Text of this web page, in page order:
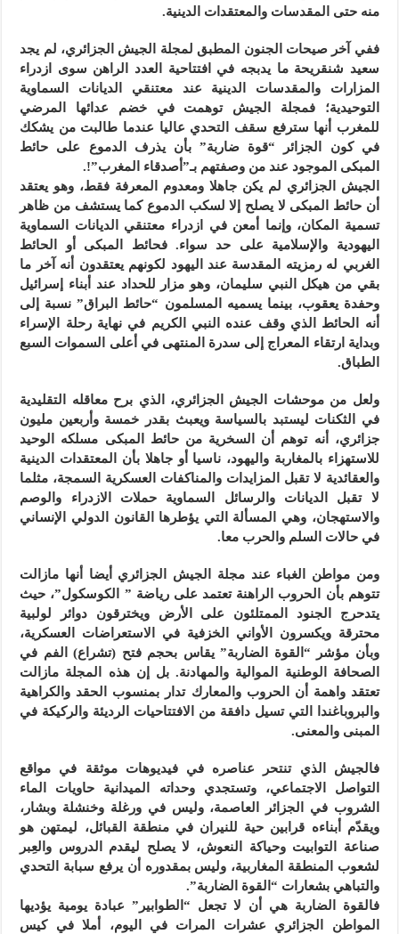
منه حتى المقدسات والمعتقدات الدينية.
ففي آخر صيحات الجنون المطبق لمجلة الجيش الجزائري، لم يجد
سعيد شنقريحة ما يدبجه في افتتاحية العدد الراهن سوى ازدراء
المزارات والمقدسات الدينية عند معتنقي الديانات السماوية
التوحيدية؛ فمجلة الجيش توهمت في خضم عدائها المرضي
للمغرب أنها سترفع سقف التحدي عاليا عندما طالبت من يشكك
في كون الجزائر “قوة ضاربة” بأن يذرف الدموع على حائط
المبكى الموجود عند من وصفتهم بـ”أصدقاء المغرب”!.
الجيش الجزائري لم يكن جاهلا ومعدوم المعرفة فقط، وهو يعتقد
أن حائط المبكى لا يصلح إلا لسكب الدموع كما يستشف من ظاهر
تسمية المكان، وإنما أمعن في ازدراء معتنقي الديانات السماوية
اليهودية والإسلامية على حد سواء. فحائط المبكى أو الحائط
الغربي له رمزيته المقدسة عند اليهود لكونهم يعتقدون أنه آخر ما
بقي من هيكل النبي سليمان، وهو مزار للحداد عند أبناء إسرائيل
وحفدة يعقوب، بينما يسميه المسلمون “حائط البراق” نسبة إلى
أنه الحائط الذي وقف عنده النبي الكريم في نهاية رحلة الإسراء
وبداية ارتقاء المعراج إلى سدرة المنتهى في أعلى السموات السبع
الطباق.
ولعل من موحشات الجيش الجزائري، الذي برح معاقله التقليدية
في الثكنات ليستبد بالسياسة ويعبث بقدر خمسة وأربعين مليون
جزائري، أنه توهم أن السخرية من حائط المبكى مسلكه الوحيد
للاستهزاء بالمغاربة واليهود، ناسيا أو جاهلا بأن المعتقدات الدينية
والعقائدية لا تقبل المزايدات والمناكفات العسكرية السمجة، مثلما
لا تقبل الديانات والرسائل السماوية حملات الازدراء والوصم
والاستهجان، وهي المسألة التي يؤطرها القانون الدولي الإنساني
في حالات السلم والحرب معا.
ومن مواطن الغباء عند مجلة الجيش الجزائري أيضا أنها مازالت
تتوهم بأن الحروب الراهنة تعتمد على رياضة ” الكوسكول”، حيث
يتدحرج الجنود الممتلئون على الأرض ويخترقون دوائر لولبية
محترقة ويكسرون الأواني الخزفية في الاستعراضات العسكرية،
وبأن مؤشر “القوة الضاربة” يقاس بحجم فتح (تشراع) الفم في
الصحافة الوطنية الموالية والمهادنة. بل إن هذه المجلة مازالت
تعتقد واهمة أن الحروب والمعارك تدار بمنسوب الحقد والكراهية
والبروباغندا التي تسيل دافقة من الافتتاحيات الرديئة والركيكة في
المبنى والمعنى.
فالجيش الذي تنتحر عناصره في فيديوهات موثقة في مواقع
التواصل الاجتماعي، وتستجدي وحداته الميدانية حاويات الماء
الشروب في الجزائر العاصمة، وليس في ورغلة وخنشلة وبشار،
ويقدّم أبناءه قرابين حية للنيران في منطقة القبائل، ليمتهن هو
صناعة التوابيت وحياكة النعوش، لا يصلح ليقدم الدروس والعِبر
لشعوب المنطقة المغاربية، وليس بمقدوره أن يرفع سبابة التحدي
والتباهي بشعارات “القوة الضاربة”.
فالقوة الضاربة هي أن لا تجعل “الطوابير” عبادة يومية يؤديها
المواطن الجزائري عشرات المرات في اليوم، أملا في كيس